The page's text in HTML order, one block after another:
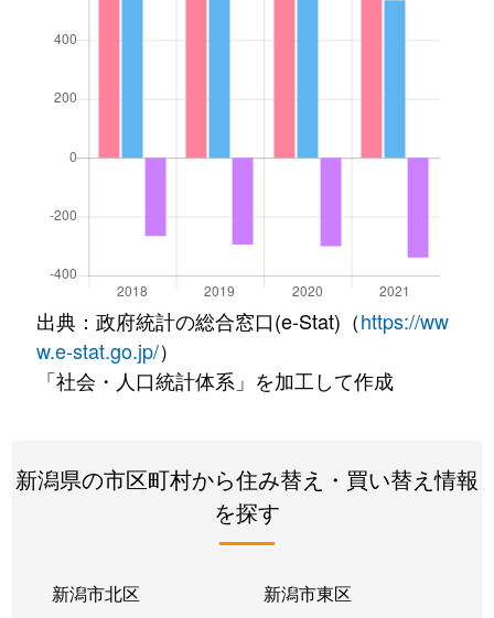
出典：政府統計の総合窓口(e-Stat)（https://ww
w.e-stat.go.jp/）
「社会・人口統計体系」を加工して作成
新潟県の市区町村から住み替え・買い替え情報
を探す
新潟市北区 新潟市東区